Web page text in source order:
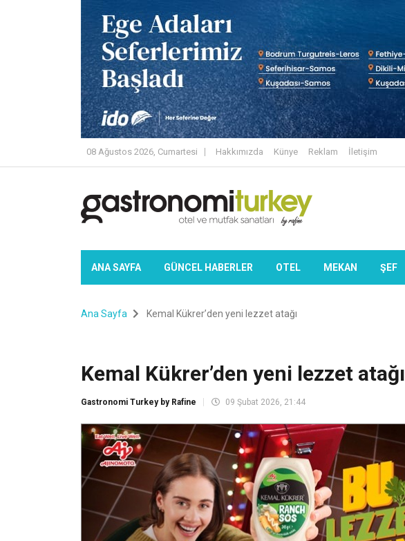
08 Ağustos 2026, Cumartesi Hakkımızda Künye Reklam İletişim
ANA SAYFA GÜNCEL HABERLER OTEL MEKAN ŞEF
Ana Sayfa Kemal Kükrer’den yeni lezzet atağı
Kemal Kükrer’den yeni lezzet atağı
Gastronomi Turkey by Rafine 09 Şubat 2026, 21:44